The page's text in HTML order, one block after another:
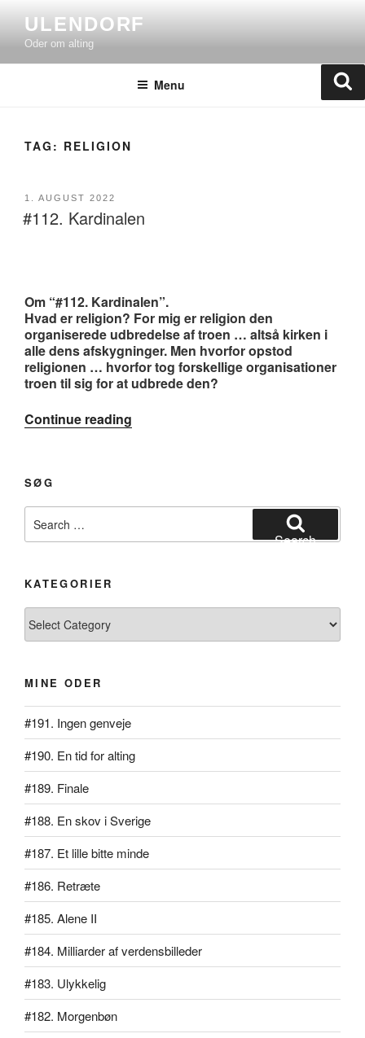
content
ULENDORF
Oder om alting
Menu
TAG: RELIGION
POSTED
ON
1. AUGUST 2022
#112. Kardinalen
Om “#112. Kardinalen”.
Hvad er religion? For mig er religion den
organiserede udbredelse af troen … altså kirken i
alle dens afskygninger. Men hvorfor opstod
religionen … hvorfor tog forskellige organisationer
troen til sig for at udbrede den?
Continue reading
Kardinalen”
SØG
for:
Search
KATEGORIER
MINE ODER
#191. Ingen genveje
#190. En tid for alting
#189. Finale
#188. En skov i Sverige
#187. Et lille bitte minde
#186. Retræte
#185. Alene II
#184. Milliarder af verdensbilleder
#183. Ulykkelig
#182. Morgenbøn